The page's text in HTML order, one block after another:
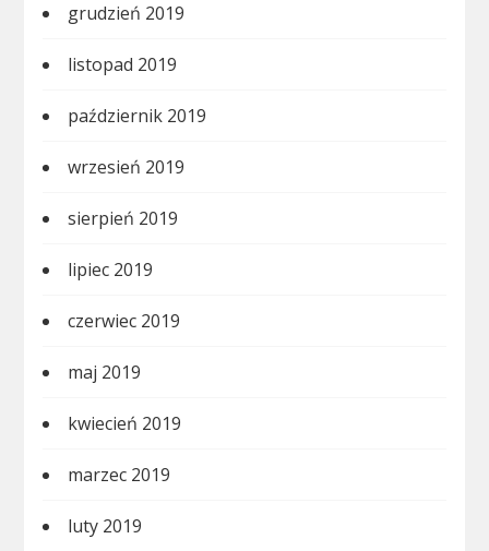
grudzień 2019
listopad 2019
październik 2019
wrzesień 2019
sierpień 2019
lipiec 2019
czerwiec 2019
maj 2019
kwiecień 2019
marzec 2019
luty 2019